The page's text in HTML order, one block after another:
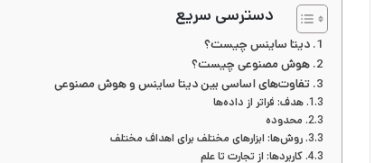
دسترسی سریع
دیتا ساینس چیست؟
هوش مصنوعی چیست؟
تفاوت‌های اساسی بین دیتا ساینس و هوش مصنوعی
هدف: فراتر از داده‌ها
محدوده
روش‌ها: ابزارهای مختلف برای اهداف مختلف
کاربردها: از تجارت تا علم